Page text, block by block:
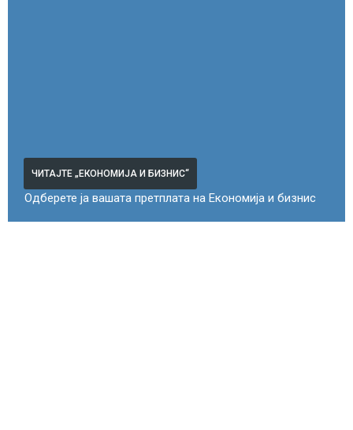
ЧИТАЈТЕ „ЕКОНОМИЈА И БИЗНИС“
Одберете ја вашата претплата на Економија и бизнис